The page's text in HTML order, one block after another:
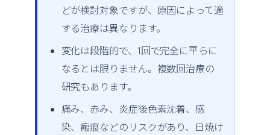
どが検討対象ですが、原因によって適
する治療は異なります。
変化は段階的で、1回で完全に平らに
なるとは限りません。複数回治療の
研究もあります。
痛み、赤み、炎症後色素沈着、感
染、瘢痕などのリスクがあり、日焼け